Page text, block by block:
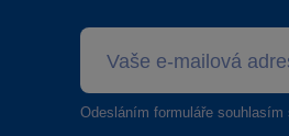
Odesláním formuláře souhlasím